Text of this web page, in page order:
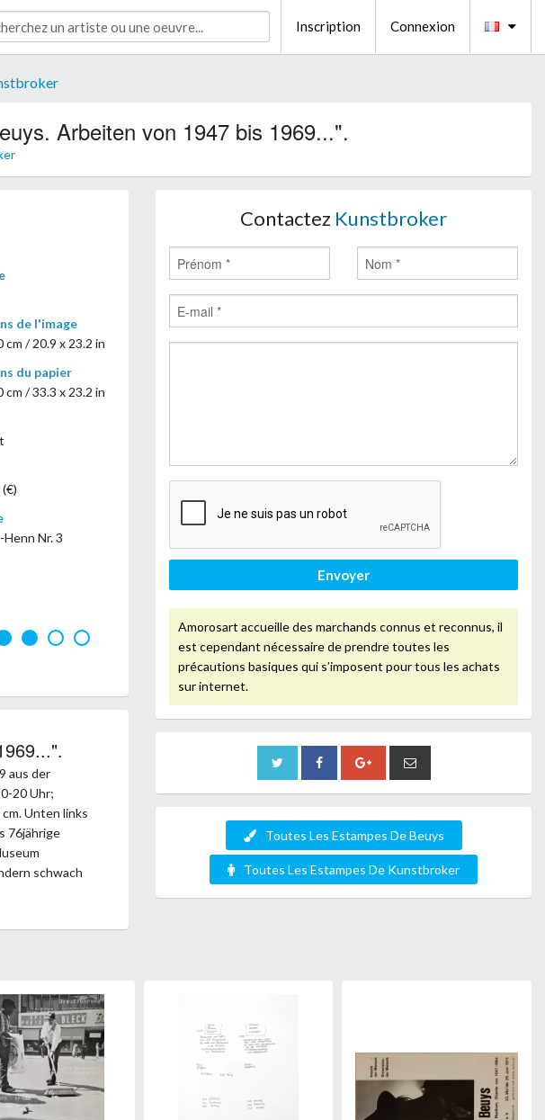
Inscription Connexion
Arbeiten von 1947 bis 1969...".
de l'image
cm / 20.9 x 23.2 in
du papier
cm / 33.3 x 23.2 in
Nr. 3
aus der
20 Uhr;
Unten links
76jährige
schwach
Contactez Kunstbroker
Envoyer
Amorosart accueille des marchands connus et reconnus, il
est cependant nécessaire de prendre toutes les
précautions basiques qui s’imposent pour tous les achats
sur internet.
Toutes Les Estampes De Beuys
Toutes Les Estampes De Kunstbroker